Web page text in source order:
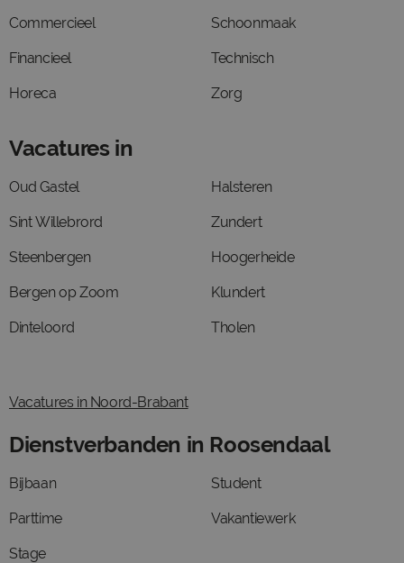
Commercieel
Financieel
Horeca
Schoonmaak
Technisch
Zorg
Vacatures in
Oud Gastel
Sint Willebrord
Steenbergen
Bergen op Zoom
Dinteloord
Halsteren
Zundert
Hoogerheide
Klundert
Tholen
Vacatures in Noord-Brabant
Dienstverbanden in Roosendaal
Bijbaan
Parttime
Stage
Student
Vakantiewerk